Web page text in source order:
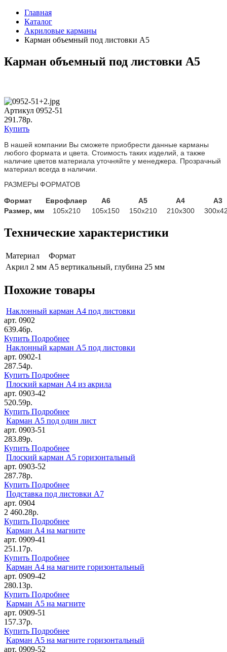
Главная
Каталог
Акриловые карманы
Карман объемный под листовки А5
Карман объемный под листовки А5
Артикул 0952-51
291.78р.
Купить
В нашей компании Вы сможете приобрести данные карманы
любого формата и цвета. Стоимость таких изделий, а также
наличие цветов материала уточняйте у менеджера. Прозрачный
материал всегда в наличии.
РАЗМЕРЫ ФОРМАТОВ
Формат
Еврофлаер А6 А5 А4
А3
Размер, мм
105х210 105х150 150х210 210х300
Технические характеристики
Материал
Формат
Акрил 2 мм А5 вертикальный, глубина 25 мм
Похожие товары
Наклонный карман А4 под листовки
арт. 0902
639.46р.
Купить Подробнее
Наклонный карман А5 под листовки
арт. 0902-1
287.54р.
Купить Подробнее
Плоский карман А4 из акрила
арт. 0903-42
520.59р.
Купить Подробнее
Карман А5 под один лист
арт. 0903-51
283.89р.
Купить Подробнее
Плоский карман А5 горизонтальный
арт. 0903-52
287.78р.
Купить Подробнее
Подставка под листовки А7
арт. 0904
2 460.28р.
Купить Подробнее
Карман А4 на магните
арт. 0909-41
251.17р.
Купить Подробнее
Карман А4 на магните горизонтальный
арт. 0909-42
280.13р.
Купить Подробнее
Карман А5 на магните
арт. 0909-51
157.37р.
Купить Подробнее
Карман А5 на магните горизонтальный
арт. 0909-52